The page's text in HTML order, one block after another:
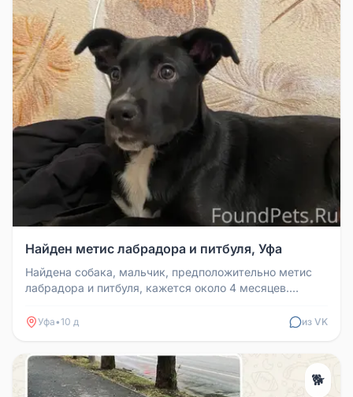
Найден метис лабрадора и питбуля, Уфа
Найдена собака, мальчик, предположительно метис
лабрадора и питбуля, кажется около 4 месяцев.
Уфа•10 д из VK
🐕